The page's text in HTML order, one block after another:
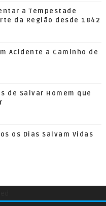
a Tempestade
da Região desde 1842
Acidente a Caminho de
de Salvar Homem que
os Dias Salvam Vidas